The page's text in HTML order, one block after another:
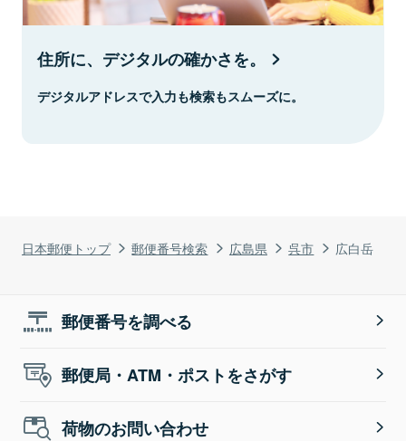
日本郵便トップ 郵便番号検索 広島県 呉市 広白岳
住所に、デジタルの確かさを。
デジタルアドレスで入力も検索もスムーズに。
郵便番号を調べる
郵便局・ATM・ポストをさがす
荷物のお問い合わせ